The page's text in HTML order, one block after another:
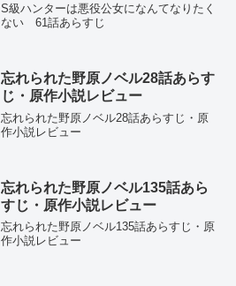
S級ハンターは悪役公女になんてなりたく
ない 61話あらすじ
忘れられた野原ノベル28話あらす
じ・原作小説レビュー
忘れられた野原ノベル28話あらすじ・原
作小説レビュー
忘れられた野原ノベル135話あら
すじ・原作小説レビュー
忘れられた野原ノベル135話あらすじ・原
作小説レビュー